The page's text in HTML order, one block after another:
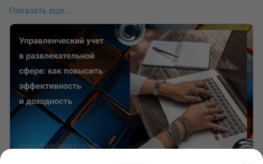
для достижения максимальной эффективности и доходности.
управленческого учета могут быть применены в
развлекательном бизнесе для увеличения прибыли и
улучшения бизнес-процессов.
Когда речь о развлекательных центрах для детей, важно
решить сразу несколько задач: создать привлекательное
предложение, чтобы увеличить поток посетителей, а также
обеспечить безопасность. Это возможно при условии
разработки эффективного управленческого учета. Какие цели
Показать еще...